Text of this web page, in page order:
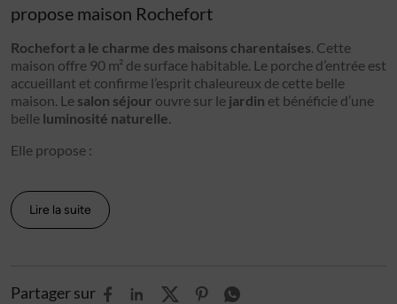
propose maison Rochefort
Rochefort a le charme des maisons charentaises . Cette
maison offre 90 m² de surface habitable. Le porche d’entrée est
accueillant et confirme l’esprit chaleureux de cette belle
maison. Le salon séjour ouvre sur le jardin et bénéficie d’une
belle luminosité naturelle
Elle propose :
Lire la suite
Partager sur